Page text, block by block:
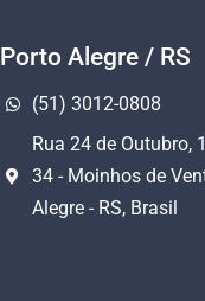
Porto Alegre / RS
(51) 3012-0808
Rua 24 de Outubro,
34 - Moinhos de
Alegre - RS, Brasil